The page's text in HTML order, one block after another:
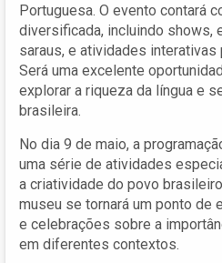
Portuguesa. O evento contará
diversificada, incluindo shows,
saraus, e atividades interativas
Será uma excelente
explorar a riqueza da língua e
brasileira.
No dia 9 de maio, a
uma série de atividades
a criatividade do povo
museu se tornará um ponto de
e celebrações sobre a
em diferentes contextos.